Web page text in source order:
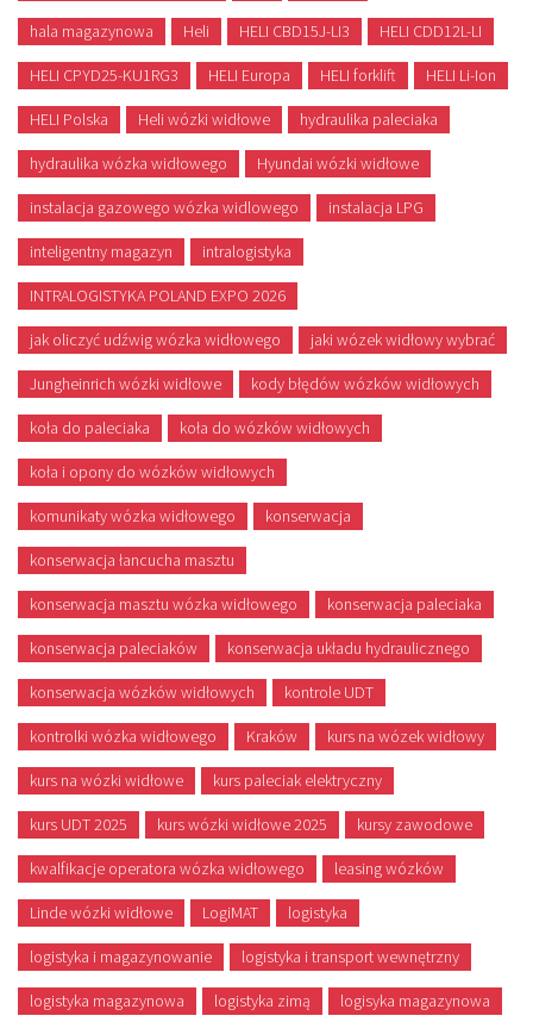
hala magazynowa Heli HELI CBD15J-LI3 HELI CDD12L-LI
HELI CPYD25-KU1RG3 HELI Europa HELI forklift HELI Li-Ion
HELI Polska Heli wózki widłowe hydraulika paleciaka
hydraulika wózka widłowego Hyundai wózki widłowe
instalacja gazowego wózka widlowego instalacja LPG
inteligentny magazyn intralogistyka
INTRALOGISTYKA POLAND EXPO 2026
jak oliczyć udźwig wózka widłowego jaki wózek widłowy wybrać
Jungheinrich wózki widłowe kody błędów wózków widłowych
koła do paleciaka koła do wózków widłowych
koła i opony do wózków widłowych
komunikaty wózka widłowego konserwacja
konserwacja łancucha masztu
konserwacja masztu wózka widłowego konserwacja paleciaka
konserwacja paleciaków konserwacja układu hydraulicznego
konserwacja wózków widłowych kontrole UDT
kontrolki wózka widłowego Kraków kurs na wózek widłowy
kurs na wózki widłowe kurs paleciak elektryczny
kurs UDT 2025 kurs wózki widłowe 2025 kursy zawodowe
kwalfikacje operatora wózka widłowego leasing wózków
Linde wózki widłowe LogiMAT logistyka
logistyka i magazynowanie logistyka i transport wewnętrzny
logistyka magazynowa logistyka zimą logisyka magazynowa